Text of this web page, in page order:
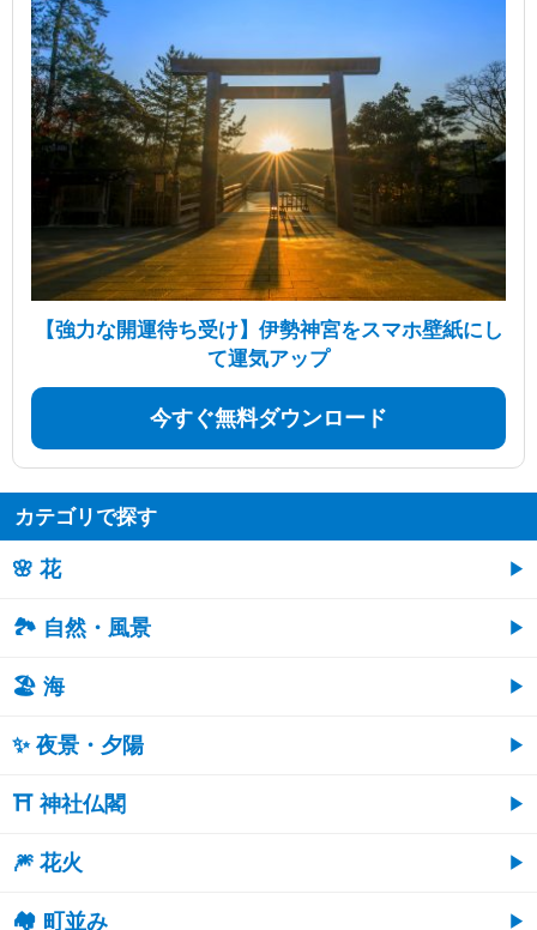
【強力な開運待ち受け】伊勢神宮をスマホ壁紙にし
て運気アップ
今すぐ無料ダウンロード
カテゴリで探す
🌸 花
🏞️ 自然・風景
🏖 海
✨ 夜景・夕陽
⛩ 神社仏閣
🎆 花火
🏘 町並み